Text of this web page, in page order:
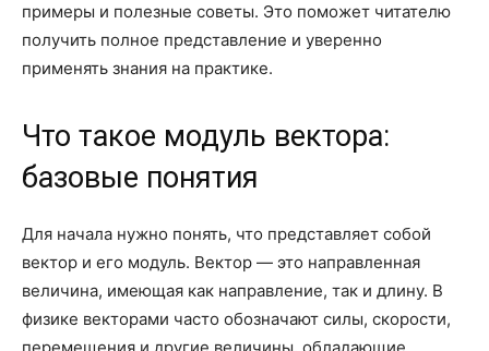
примеры и полезные советы. Это поможет читателю
получить полное представление и уверенно
применять знания на практике.
Что такое модуль вектора:
базовые понятия
Для начала нужно понять, что представляет собой
вектор и его модуль. Вектор — это направленная
величина, имеющая как направление, так и длину. В
физике векторами часто обозначают силы, скорости,